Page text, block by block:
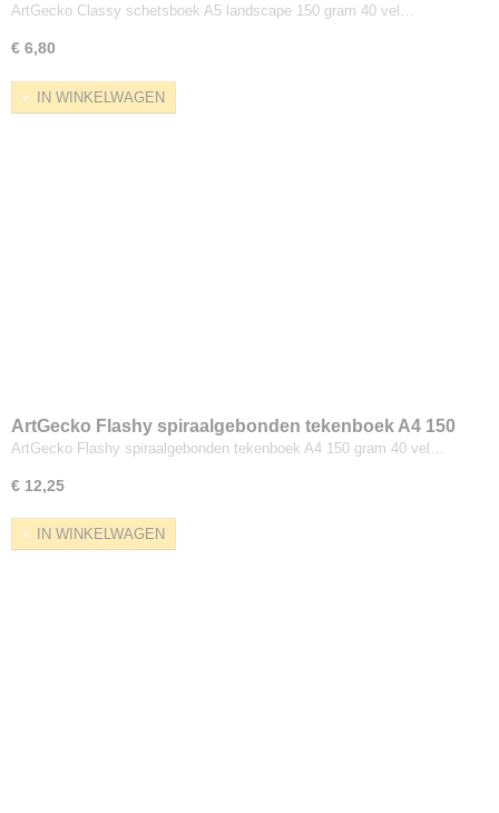
vel
ArtGecko Classy schetsboek A5 landscape 150 gram 40 vel…
€ 6,80
IN WINKELWAGEN
ArtGecko Flashy spiraalgebonden tekenboek A4 150
gram 40 vel
ArtGecko Flashy spiraalgebonden tekenboek A4 150 gram 40 vel…
€ 12,25
IN WINKELWAGEN